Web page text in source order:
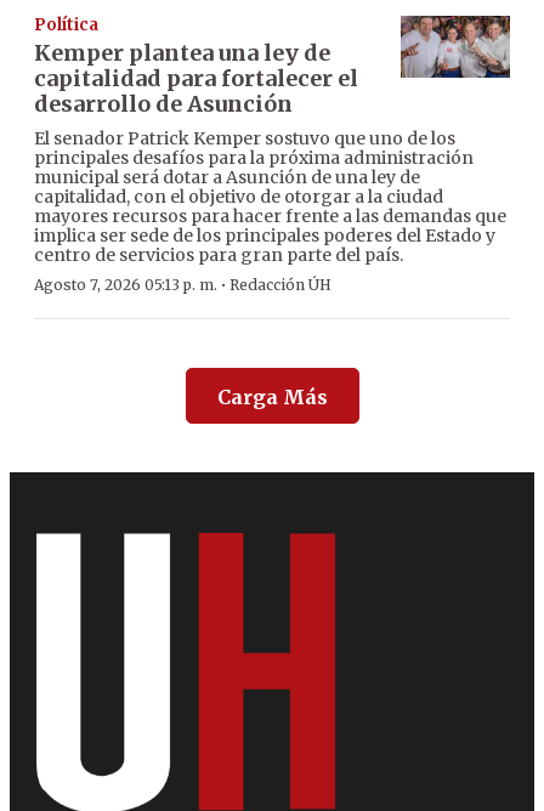
Política
Kemper plantea una ley de
capitalidad para fortalecer el
desarrollo de Asunción
El senador Patrick Kemper sostuvo que uno de los
principales desafíos para la próxima administración
municipal será dotar a Asunción de una ley de
capitalidad, con el objetivo de otorgar a la ciudad
mayores recursos para hacer frente a las demandas que
implica ser sede de los principales poderes del Estado y
centro de servicios para gran parte del país.
Agosto 7, 2026 05:13 p. m. · Redacción ÚH
Carga Más